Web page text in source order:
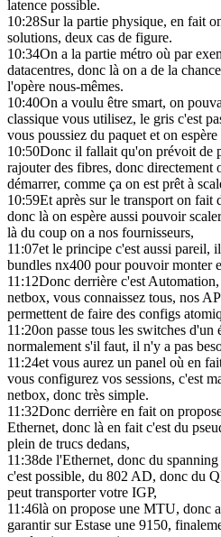
latence possible.
10:28Sur la partie physique, en fait
solutions, deux cas de figure.
10:34On a la partie métro où par
datacentres, donc là on a de la
l'opère nous-mêmes.
10:40On a voulu être smart, on
classique vous utilisez, le gris c'est
vous poussiez du paquet et on
10:50Donc il fallait qu'on prévoit de
rajouter des fibres, donc directement
démarrer, comme ça on est prêt à
10:59Et après sur le transport on
donc là on espère aussi pouvoir
là du coup on a nos fournisseurs,
11:07et le principe c'est aussi pareil,
bundles nx400 pour pouvoir monter
11:12Donc derrière c'est
netbox, vous connaissez tous, nos
permettent de faire des configs
11:20on passe tous les switches
normalement s'il faut, il n'y a pas
11:24et vous aurez un panel où en
vous configurez vos sessions, c'est
netbox, donc très simple.
11:32Donc derrière en fait on
Ethernet, donc là en fait c'est du
plein de trucs dedans,
11:38de l'Ethernet, donc du
c'est possible, du 802 AD, donc du
peut transporter votre IGP,
11:46là on propose une MTU, donc
garantir sur Estase une 9150,